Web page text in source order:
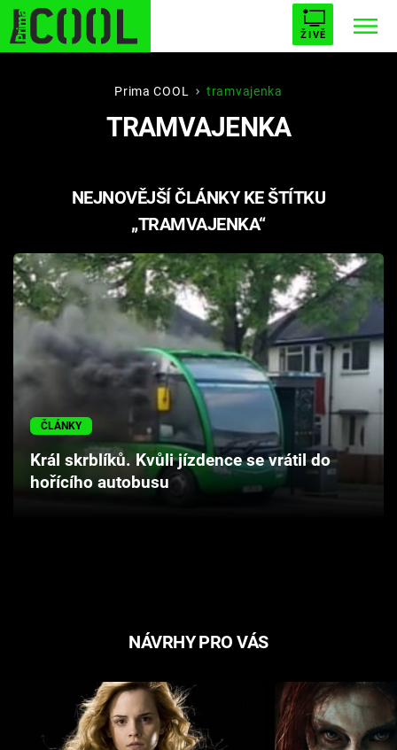
ŽIVĚ
STARHOUSE BUFFY, PŘEMOŽITELKA UPÍRŮ
PLNEJ KOTEL AVENGERS 5
Filmy
Seriály
Hry
Cool Esport
Pořady
Prima COOL tramvajenka
TRAMVAJENKA
NEJNOVĚJŠÍ ČLÁNKY KE ŠTÍTKU
„TRAMVAJENKA“
ČLÁNKY
Král skrblíků. Kvůli jízdence se vrátil do
hořícího autobusu
NÁVRHY PRO VÁS